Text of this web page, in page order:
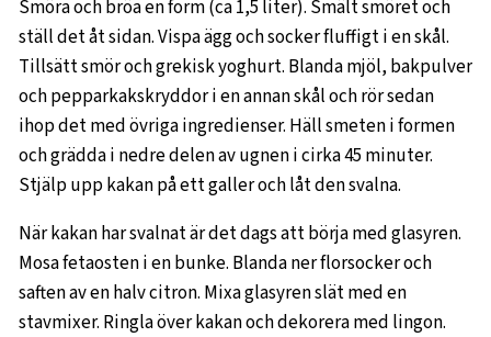
Smöra och bröa en form (ca 1,5 liter). Smält smöret och
ställ det åt sidan. Vispa ägg och socker fluffigt i en skål.
Tillsätt smör och grekisk yoghurt. Blanda mjöl, bakpulver
och pepparkakskryddor i en annan skål och rör sedan
ihop det med övriga ingredienser. Häll smeten i formen
och grädda i nedre delen av ugnen i cirka 45 minuter.
Stjälp upp kakan på ett galler och låt den svalna.
När kakan har svalnat är det dags att börja med glasyren.
Mosa fetaosten i en bunke. Blanda ner florsocker och
saften av en halv citron. Mixa glasyren slät med en
stavmixer. Ringla över kakan och dekorera med lingon.